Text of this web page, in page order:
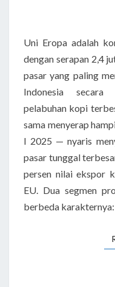
Uni Eropa adalah
dengan serapan 2,4
pasar yang paling
Indonesia
pelabuhan kopi
sama menyerap
I 2025 — nyaris
pasar tunggal
persen nilai ekspor
EU. Dua segmen
berbeda